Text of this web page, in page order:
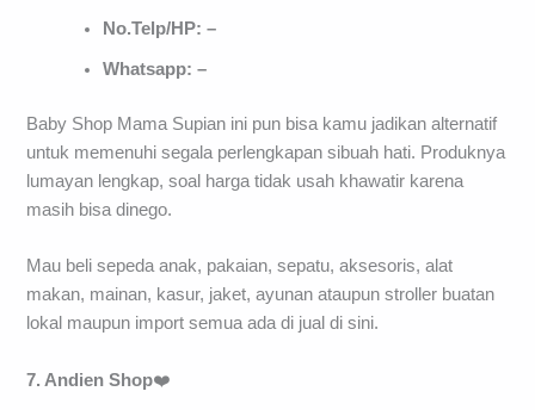
No.Telp/HP: –
Whatsapp: –
Baby Shop Mama Supian ini pun bisa kamu jadikan alternatif
untuk memenuhi segala perlengkapan sibuah hati. Produknya
lumayan lengkap, soal harga tidak usah khawatir karena
masih bisa dinego.
Mau beli sepeda anak, pakaian, sepatu, aksesoris, alat
makan, mainan, kasur, jaket, ayunan ataupun stroller buatan
lokal maupun import semua ada di jual di sini.
7. Andien Shop❤️